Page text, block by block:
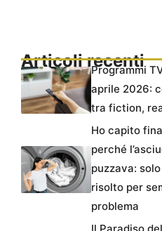
Articoli recenti
Programmi
aprile 2026:
tra fiction,
Ho capito
perché
puzzava:
risolto per
problema